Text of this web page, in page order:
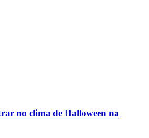
no clima de Halloween na